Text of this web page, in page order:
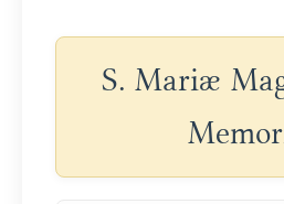
S. Mariæ